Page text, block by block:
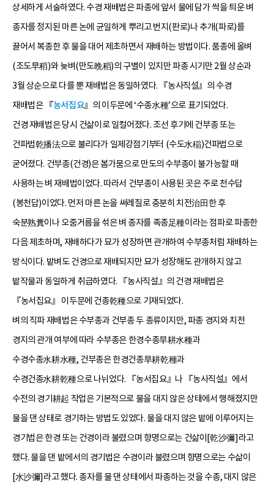
상세하게 서술하였다. 수경 재배법은 파종에 앞서 물에 담가 싹을 틔운 벼
종자를 정지된 마른 논에 균일하게 뿌리고 번지(판로)나 추개(파로)를
끌어서 복종한 후 물을 대어 제초하면서 재배하는 방법이다. 품종에 올벼
(조도早稻)와 늦벼(만도晩稻)의 구별이 있지만 파종 시기만 2월 상순과
3월 상순으로 다를 뿐 재배법은 동일하였다. 『농사직설』의 수경
재배법은 『농서집요』의 이두문에 ‘수종水種’으로 표기되었다.
건경 재배법은 당시 건삶이로 일컬어졌다. 조선 후기에 건부종 또는
건파법乾播法으로 불리다가 일제강점기부터 (수도水稲)건파법으로
굳어졌다. 건부종(건경)은 봄가뭄으로 만도의 수부종이 불가능할 때
사용하는 벼 재배법이었다. 따라서 건부종이 사용된 곳은 주로 천수답
(봉천답)이었다. 먼저 마른 논을 써레질로 충분히 치전治田한 후
숙분熟糞이나 오줌거름을 섞은 벼 종자를 족종足種이라는 점파로 파종한
다음 제초하며, 재배하다가 묘가 성장하면 관개하여 수부종처럼 재배하는
방식이다. 밭벼도 건경으로 재배되지만 묘가 성장해도 관개하지 않고
밭작물과 동일하게 취급하였다. 『농사직설』의 건경 재배법은
『농서집요』 이두문에 건종乾種으로 기재되었다.
벼의 직파 재배법은 수부종과 건부종 두 종류이지만, 파종 경지와 치전
경지의 관개 여부에 따라 수부종은 한경수종旱耕水種과
수경수종水耕水種, 건부종은 한경건종旱耕乾種과
수경건종水耕乾種으로 나뉘었다. 『농서집요』나 『농사직설』에서
수전의 경기耕起 작업은 기본적으로 물을 대지 않은 상태에서 행해졌지만
물을 댄 상태로 경기하는 방법도 있었다. 물을 대지 않은 밭에 이루어지는
경기법은 한경 또는 건경이라 불렸으며 향명으로는 건삶이[乾沙彌]라고
했다. 물을 댄 밭에서의 경기법은 수경이라 불렸으며 향명으로는 수삶이
[水沙彌]라고 했다. 종자를 물 댄 상태에서 파종하는 것을 수종, 대지 않은